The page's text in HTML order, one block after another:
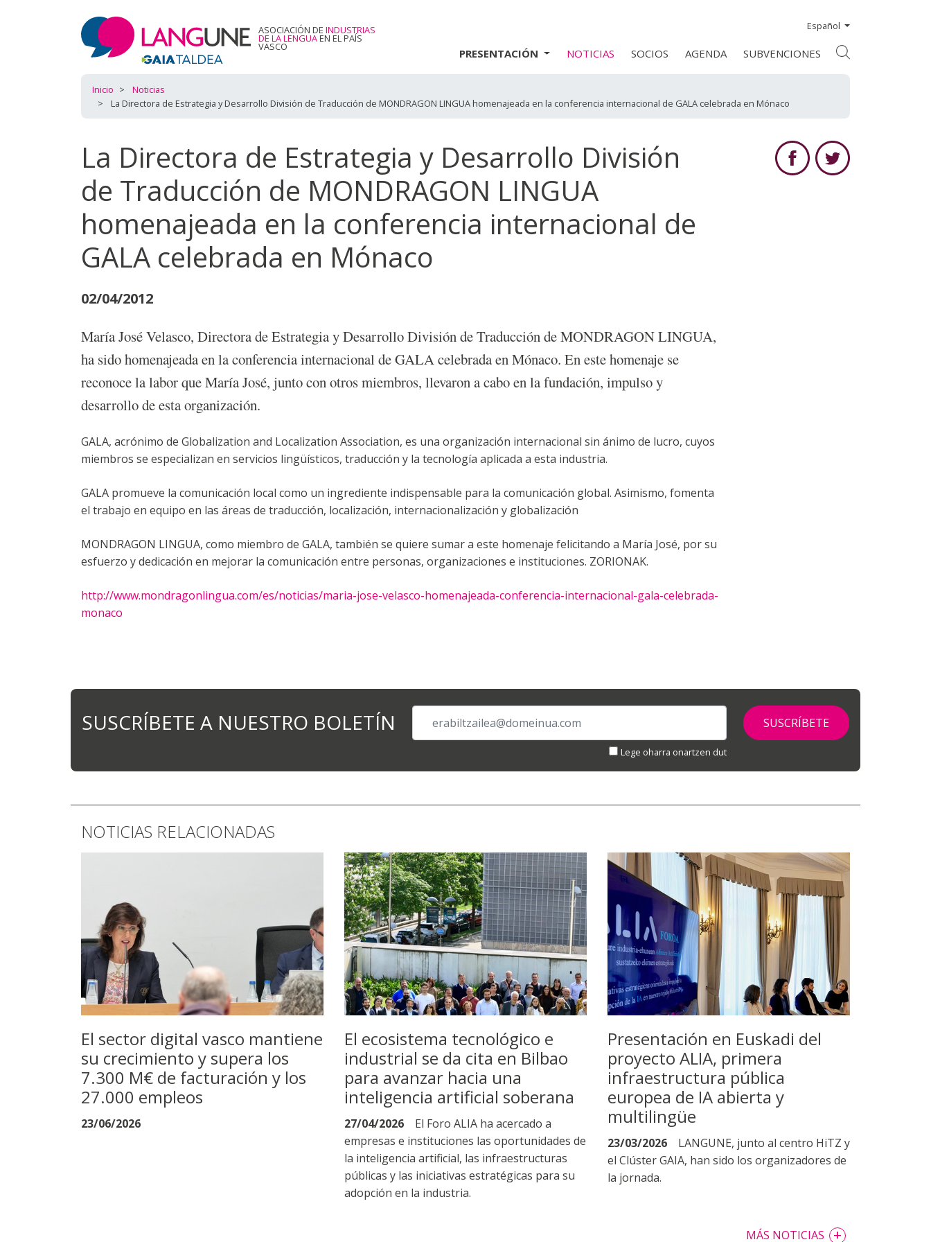
ASOCIACIÓN DE INDUSTRIAS
DE LA LENGUAEN EL PAÍS
VASCO
Español
PRESENTACIÓN NOTICIAS SOCIOS AGENDA SUBVENCIONES
Inicio
Noticias
La Directora de Estrategia y Desarrollo División de Traducción de MONDRAGON LINGUA homenajeada en la conferencia internacional de GALA celebrada en Mónaco
La Directora de Estrategia y Desarrollo División
de Traducción de MONDRAGON LINGUA
homenajeada en la conferencia internacional de
GALA celebrada en Mónaco
02/04/2012
María José Velasco, Directora de Estrategia y Desarrollo División de Traducción de MONDRAGON LINGUA,
ha sido homenajeada en la conferencia internacional de GALA celebrada en Mónaco. En este homenaje se
reconoce la labor que María José, junto con otros miembros, llevaron a cabo en la fundación, impulso y
desarrollo de esta organización.
GALA, acrónimo de Globalization and Localization Association, es una organización internacional sin ánimo de lucro, cuyos
miembros se especializan en servicios lingüísticos, traducción y la tecnología aplicada a esta industria.
GALA promueve la comunicación local como un ingrediente indispensable para la comunicación global. Asimismo, fomenta
el trabajo en equipo en las áreas de traducción, localización, internacionalización y globalización
MONDRAGON LINGUA, como miembro de GALA, también se quiere sumar a este homenaje felicitando a María José, por su
esfuerzo y dedicación en mejorar la comunicación entre personas, organizaciones e instituciones. ZORIONAK.
http://www.mondragonlingua.com/es/noticias/maria-jose-velasco-homenajeada-conferencia-internacional-gala-celebrada-
monaco
SUSCRÍBETE A NUESTRO BOLETÍN
Lege oharra onartzen dut
NOTICIAS RELACIONADAS
El sector digital vasco mantiene
su crecimiento y supera los
7.300 M€ de facturación y los
27.000 empleos
23/06/2026
El ecosistema tecnológico e
industrial se da cita en Bilbao
para avanzar hacia una
inteligencia artificial soberana
27/04/2026
El Foro ALIA ha acercado a
empresas e instituciones las oportunidades de
la inteligencia artificial, las infraestructuras
públicas y las iniciativas estratégicas para su
adopción en la industria.
Presentación en Euskadi del
proyecto ALIA, primera
infraestructura pública
europea de IA abierta y
multilingüe
23/03/2026
LANGUNE, junto al centro HiTZ y
el Clúster GAIA, han sido los organizadores de
la jornada.
MÁS NOTICIAS +